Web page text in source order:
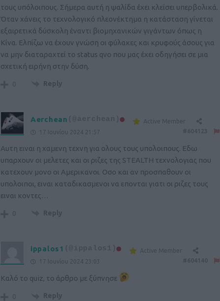
τους υπόλοιπους. Σήμερα αυτή η ψαλίδα έχει κλείσει υπερβολικά.
Όταν χάνεις το τεχνολογικό πλεονέκτημα η κατάσταση γίνεται
εξαιρετικά δύσκολη έναντι βιομηχανικών γιγάντων όπως η
Κίνα. Ελπίζω να έχουν γνώση οι φύλακες και κρυφούς άσους για
να μην διαταραχτεί το status qvo που μας έχει οδηγήσει σε μια
σχετική ειρήνη στην δύση.
0 Reply
Aerchean (@aerchean)
Active Member
17 Ιουνίου 2024 21:57
Aυτη ειναι η χαμενη τεχνη για ολους τους υπολοιπους. Εδω
υπαρχουν οι μελετες και οι ριζες της STEALTH τεχνολογιας που
κατεχουν μονο οι Αμερικανοι. Οσο και αν προσπαθουν οι
υπολοιποι, ειναι καταδικασμενοι να επονται γιατι οι ριζες τους
ειναι κοντες…
0 Reply
ippalos1 (@ippalos1)
Active Member
17 Ιουνίου 2024 23:03
Καλό το quiz, το άρθρο με ξύπνησε
0 Reply